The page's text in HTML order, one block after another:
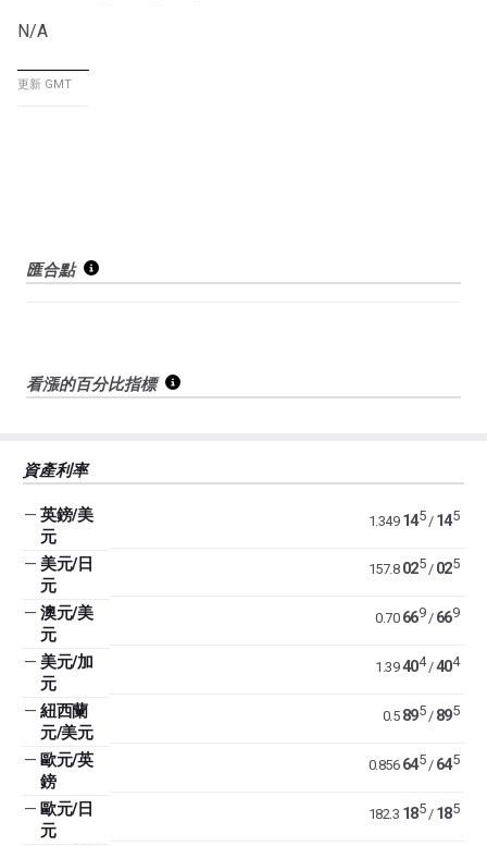
N/A
更新 GMT
匯合點
看漲的百分比指標
資產利率
— 英鎊/美
元
1.349 145/ 145
— 美元/日
元
157.8 025/ 025
— 澳元/美
元
0.70 669/ 669
— 美元/加
元
1.39 404/404
— 紐西蘭
元/美元
0.5 895/ 895
— 歐元/英
鎊
0.856 645/ 645
— 歐元/日
元
182.3 185/ 185